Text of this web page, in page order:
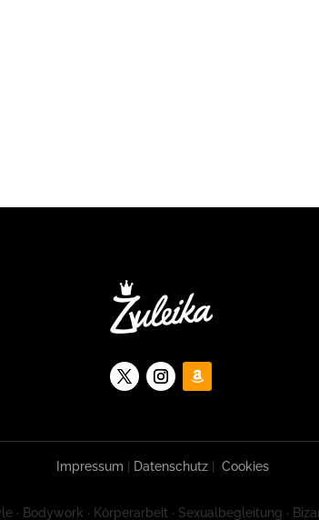
Impressum | Datenschutz| Cookies
· Bodywork · Körperarbeit · Sexualbegleitung ·